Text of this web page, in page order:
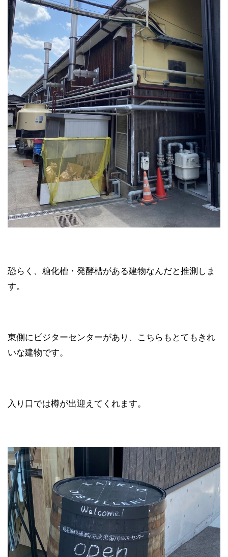
恐らく、糖化槽・発酵槽がある建物なんだと推測しま
す。
東側にビジターセンターがあり、こちらもとてもきれ
いな建物です。
入り口では樽が出迎えてくれます。